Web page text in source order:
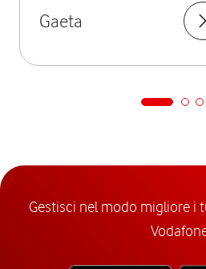
Gaeta
Gestisci nel modo migliore i